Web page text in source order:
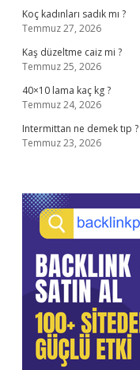
Koç kadınları sadık mı ?
Temmuz 27, 2026
Kaş düzeltme caiz mi ?
Temmuz 25, 2026
40×10 lama kaç kg ?
Temmuz 24, 2026
Intermittan ne demek tıp ?
Temmuz 23, 2026